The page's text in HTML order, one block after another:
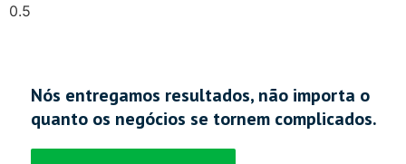
Nós entregamos resultados, não importa o
quanto os negócios se tornem complicados.